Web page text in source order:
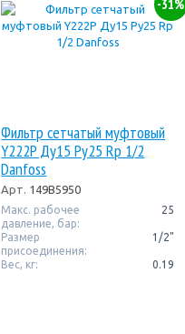
-31%
Фильтр сетчатый муфтовый
Y222P Ду15 Pу25 Rp 1/2
Danfoss
Арт. 149B5950
Макс. рабочее
давление, бар:
25
Размер
присоединения:
1/2"
Вес, кг: 0.19